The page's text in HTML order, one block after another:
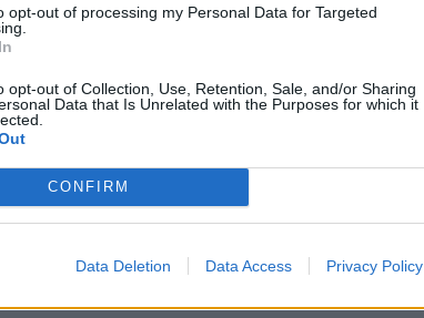
opt-out of processing my Personal Data for Targeted
opt-out of Collection, Use, Retention, Sale, and/or Sharing
Data that Is Unrelated with the Purposes for which it
CONFIRM
Data Deletion Data Access Privacy Policy
Äänestäjät kirjoittavat
sopivimman henkilön nimen.
nähnyt mitään
puolueita, joita meillä
Townsend Cardinale